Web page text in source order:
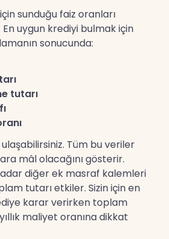
sunduğu faiz oranları
En uygun krediyi bulmak için
sonucunda:
tutarı
Tüm bu veriler
mâl olacağını gösterir.
diğer ek masraf kalemleri
tutarı etkiler. Sizin için en
karar verirken toplam
maliyet oranına dikkat